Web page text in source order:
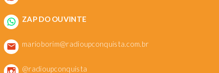
ZAP DO OUVINTE
marioborim@radioupconquista.com.br
@radioupconquista